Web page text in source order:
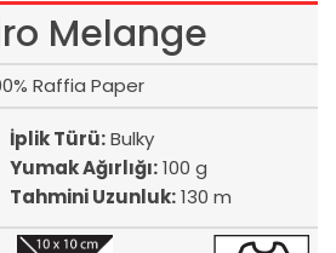
Melange
Raffia Paper
İplik Türü:Bulky
Yumak Ağırlığı:100 g
Tahmini Uzunluk:130 m